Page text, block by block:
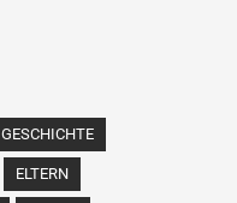
GESCHICHTE
ELTERN